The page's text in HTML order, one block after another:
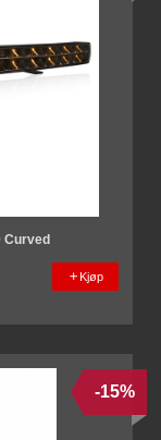
Curved
Kjøp
-15%